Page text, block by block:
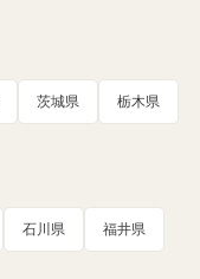
茨城県 栃木県
石川県 福井県